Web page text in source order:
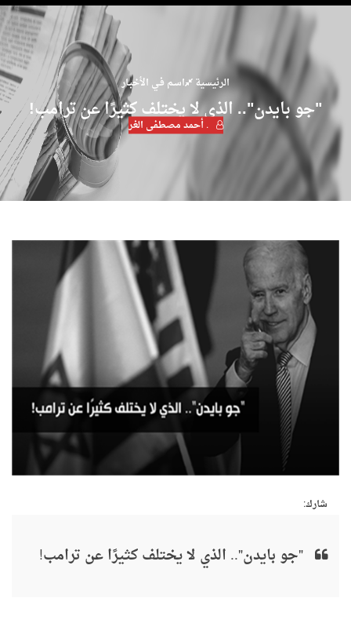
navigation
الرئيسية اسـم فـي الأخبـار
"جو بايدن".. الذي لا يختلف كثيرًا عن ترامب!
. أحمد مصطفى الغر
شارك:
"جو بايدن".. الذي لا يختلف كثيرًا عن ترامب!